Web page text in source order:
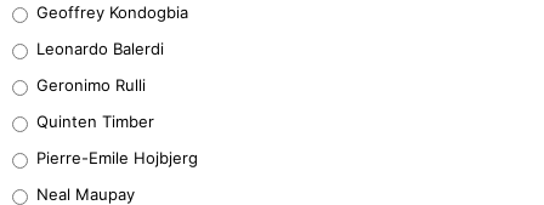
38%
32%
4%
Geoffrey Kondogbia
Leonardo Balerdi
Geronimo Rulli
Quinten Timber
Pierre-Emile Hojbjerg
Neal Maupay